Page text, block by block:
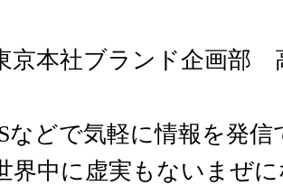
京本社ブランド企画部
などで気軽に情報を発
界中に虚実もないまぜ